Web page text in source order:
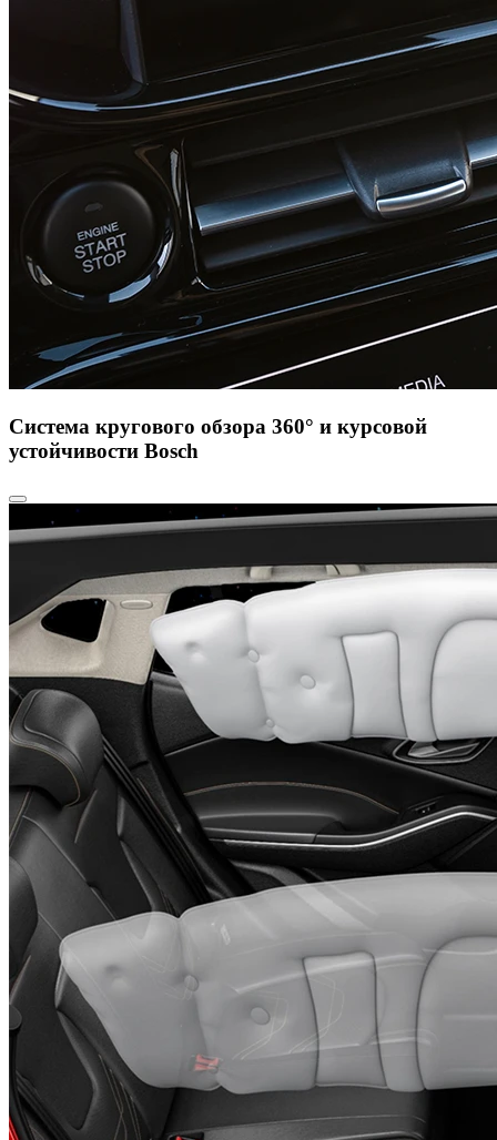
Система кругового обзора 360° и курсовой
устойчивости Bosch